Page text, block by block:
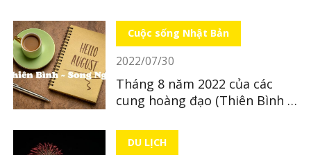
Cuộc sống Nhật Bản
2022/07/30
Tháng 8 năm 2022 của các
cung hoàng đạo (Thiên Bình ~
DU LỊCH